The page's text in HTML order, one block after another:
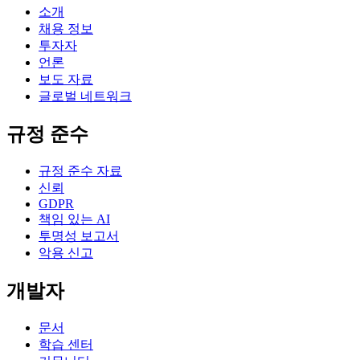
소개
채용 정보
투자자
언론
보도 자료
글로벌 네트워크
규정 준수
규정 준수 자료
신뢰
GDPR
책임 있는 AI
투명성 보고서
악용 신고
개발자
문서
학습 센터